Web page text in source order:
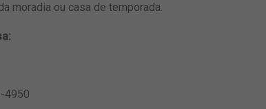
moradia ou casa de temporada.
4950